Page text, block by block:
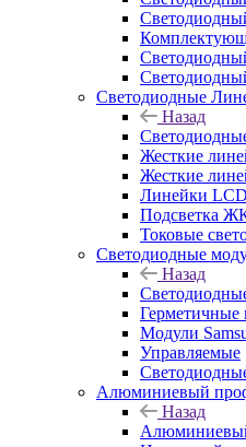
Светодиодные
Назад
Жесткие
Жесткие
Линейки LCD
Подсветка
Токовые
Светодиодные
Назад
Герметичные
Модули
Управляемые
Алюминиевый
Назад